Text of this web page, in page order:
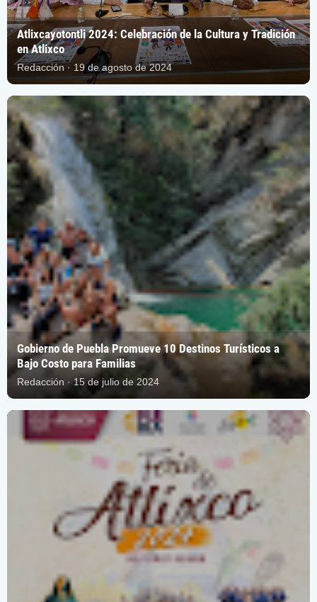
Atlixcayotontli 2024: Celebración de la Cultura y Tradición
en Atlixco
Redacción · 19 de agosto de 2024
Gobierno de Puebla Promueve 10 Destinos Turísticos a
Bajo Costo para Familias
Redacción · 15 de julio de 2024